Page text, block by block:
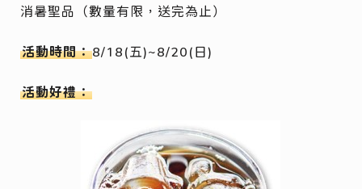
消暑聖品
（數量有限，送完為止）
活動時間：8/18(五)~8/20(日)
活動好禮：